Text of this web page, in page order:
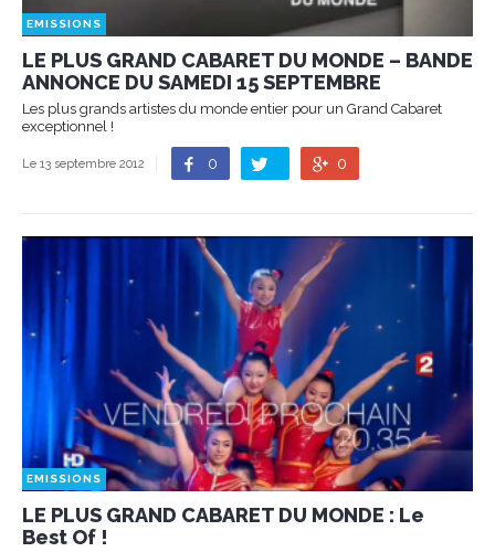
EMISSIONS
LE PLUS GRAND CABARET DU MONDE – BANDE
ANNONCE DU SAMEDI 15 SEPTEMBRE
Les plus grands artistes du monde entier pour un Grand Cabaret
exceptionnel !
Le 13 septembre 2012 0 0
EMISSIONS
LE PLUS GRAND CABARET DU MONDE : Le
Best Of !